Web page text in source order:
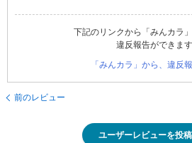
下記のリンクから「みんカラ」
違反報告ができます
「みんカラ」から、違反
前のレビュー
ユーザーレビューを投